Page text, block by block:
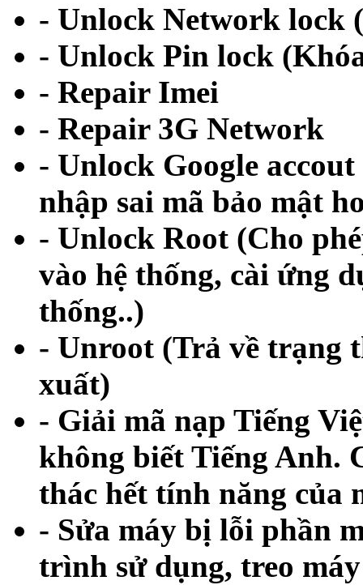
- Unlock Network lock
- Unlock Pin lock
- Repair Imei
- Repair 3G Network
- Unlock Google
nhập sai mã bảo mật
- Unlock Root (Cho
vào hệ thống, cài ứng
thống..)
- Unroot (Trả về trạng
xuất)
- Giải mã nạp Tiếng
không biết Tiếng Anh.
thác hết tính năng của
- Sửa máy bị lỗi phần
trình sử dụng, treo